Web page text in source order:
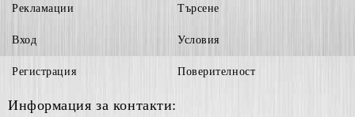
Рекламации
Вход
Регистрация
Търсене
Условия
Поверителност
Информация за контакти: